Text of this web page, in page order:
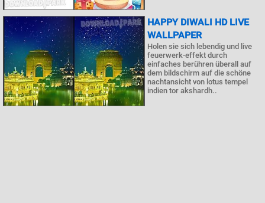
HAPPY DIWALI HD LIVE
WALLPAPER
Holen sie sich lebendig und live
feuerwerk-effekt durch
einfaches berühren überall auf
dem bildschirm auf die schöne
nachtansicht von lotus tempel
indien tor akshardh..